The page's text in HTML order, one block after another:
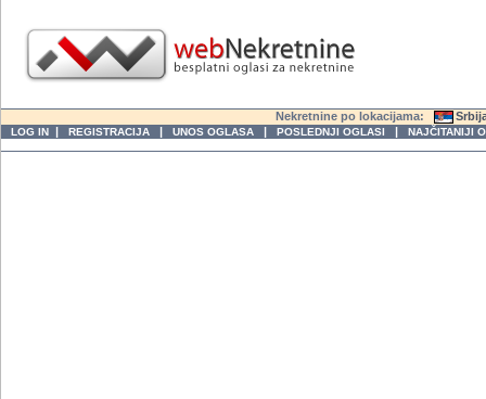
Nekretnine po lokacijama:
LOG IN | REGISTRACIJA | UNOS OGLASA | POSLEDNJI OGLASI | NAJČITANIJI